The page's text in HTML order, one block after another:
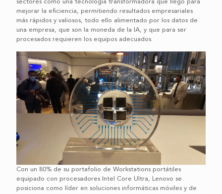
sectores como una tecnología transformadora que llegó para
mejorar la eficiencia, permitiendo resultados empresariales
más rápidos y valiosos, todo ello alimentado por los datos de
una empresa, que son la moneda de la IA, y que para ser
procesados requieren los equipos adecuados.
Con un 80% de su portafolio de Workstations portátiles
equipado con procesadores Intel Core Ultra, Lenovo se
posiciona como líder en soluciones informáticas móviles y de